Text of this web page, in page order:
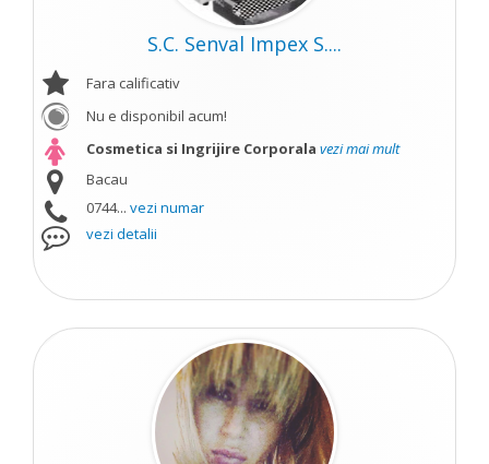
S.C. Senval Impex S....
Fara calificativ
Nu e disponibil acum!
Cosmetica si Ingrijire Corporala vezi mai mult
Bacau
0744... vezi numar
vezi detalii